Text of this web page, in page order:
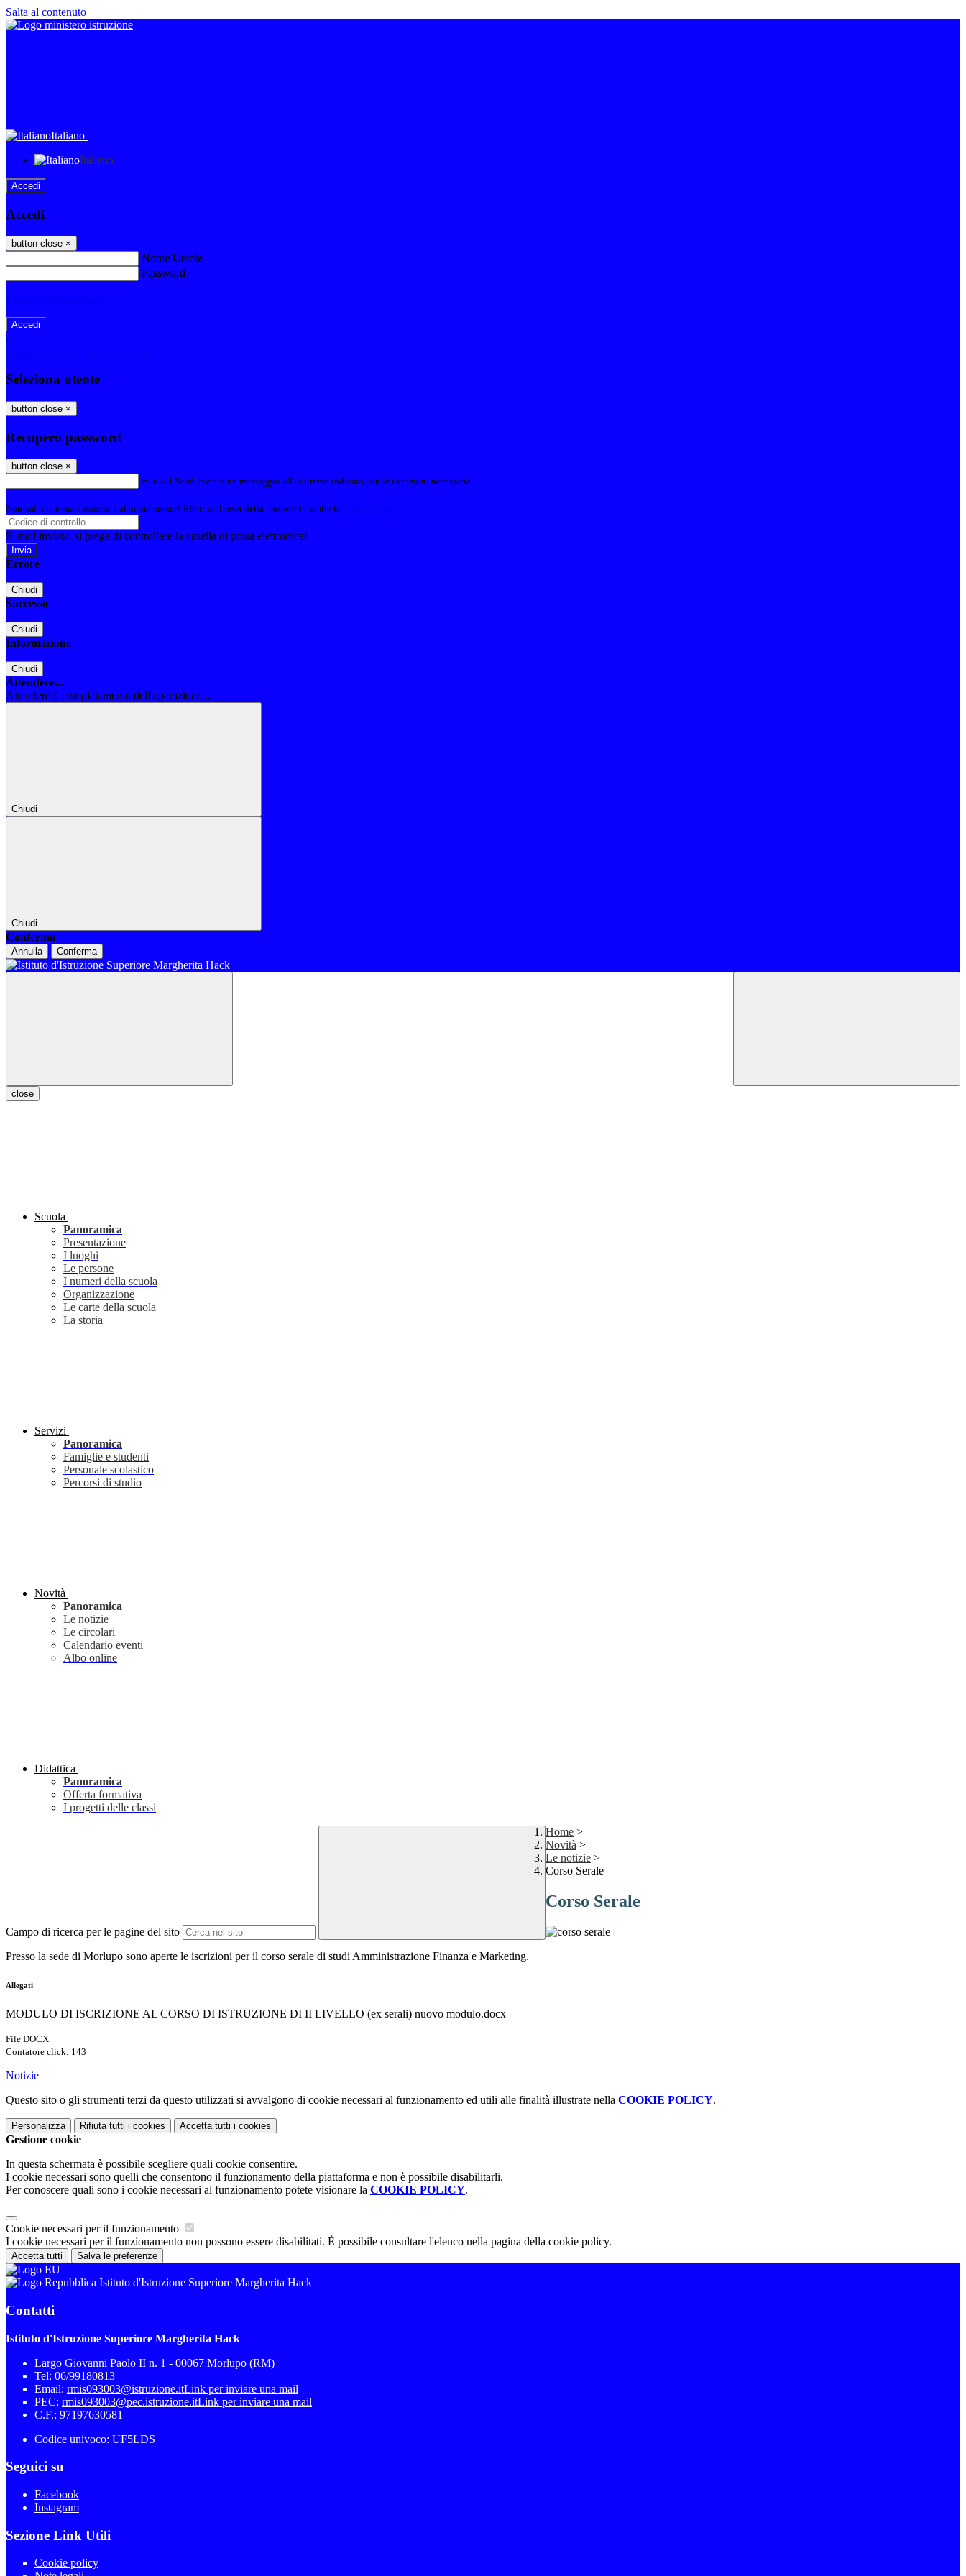
Salta al contenuto
Italiano
Italiano
Accedi
Accedi
button close ×
Nome Utente
Password
-
Seleziona utente
button close ×
Recupero password
button close ×
E-mail Verrà inviato un messaggio all'indirizzo indicato con le istruzioni necessarie.
Non hai una e-mail associata al nome utente? Effettua il reset della password tramite la
E-mail inviata, si prega di controllare la casella di posta elettronica!
Errore
Chiudi
Successo
Chiudi
Informazione
Chiudi
Attendere...
Attendere il completamento dell'operazione...
Chiudi
Chiudi
Conferma
Annulla Conferma
close
Scuola
Panoramica
Presentazione
I luoghi
Le persone
I numeri della scuola
Organizzazione
Le carte della scuola
La storia
Servizi
Panoramica
Famiglie e studenti
Personale scolastico
Percorsi di studio
Novità
Panoramica
Le notizie
Le circolari
Calendario eventi
Albo online
Didattica
Panoramica
Offerta formativa
I progetti delle classi
Campo di ricerca per le pagine del sito
Home >
Novità >
Le notizie >
Corso Serale
Corso Serale
Presso la sede di Morlupo sono aperte le iscrizioni per il corso serale di studi Amministrazione Finanza e Marketing.
Allegati
MODULO DI ISCRIZIONE AL CORSO DI ISTRUZIONE DI II LIVELLO (ex serali) nuovo modulo.docx
File DOCX
Contatore click: 143
Notizie
Questo sito o gli strumenti terzi da questo utilizzati si avvalgono di cookie necessari al funzionamento ed utili alle finalità illustrate nella COOKIE POLICY.
Personalizza Rifiuta tutti i cookies Accetta tutti i cookies
Gestione cookie
In questa schermata è possibile scegliere quali cookie consentire.
I cookie necessari sono quelli che consentono il funzionamento della piattaforma e non è possibile disabilitarli.
Per conoscere quali sono i cookie necessari al funzionamento potete visionare la COOKIE POLICY.
Cookie necessari per il funzionamento
I cookie necessari per il funzionamento non possono essere disabilitati. È possibile consultare l'elenco nella pagina della cookie policy.
Accetta tutti Salva le preferenze
Istituto d'Istruzione Superiore Margherita Hack
Contatti
Istituto d'Istruzione Superiore Margherita Hack
Largo Giovanni Paolo II n. 1 - 00067 Morlupo (RM)
Tel: 06/99180813
Email: rmis093003@istruzione.itLink per inviare una mail
PEC: rmis093003@pec.istruzione.itLink per inviare una mail
C.F.: 97197630581
Codice univoco: UF5LDS
Seguici su
Facebook
Instagram
Sezione Link Utili
Cookie policy